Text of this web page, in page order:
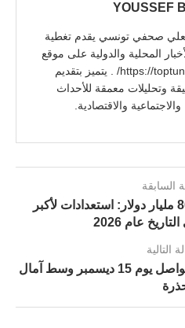
YOUSSEF
صحفي تونسي يقدم تغطية
المحلية والدولية على موقع
https://toptunisie.club/ . يتميز بتقديم
وتحليلات معمقة للأحداث
والاقتصادية.
السابقة
سبيس إكس تقترب من 800 مليار دولار: استعدادات لأكبر
عام 2026
التالية
مفاوضات السلام في برلين تتواصل يوم 15 ديسمبر وسط آمال